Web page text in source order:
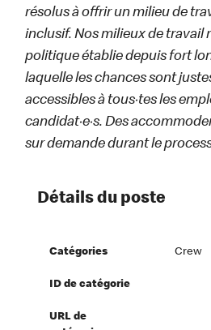
résolus à offrir un milieu de
inclusif. Nos milieux de travail
politique établie depuis fort
laquelle les chances sont
accessibles à tous·tes les
candidat·e·s. Des
sur demande durant le
Détails du poste
Catégories Crew
ID de catégorie
URL de